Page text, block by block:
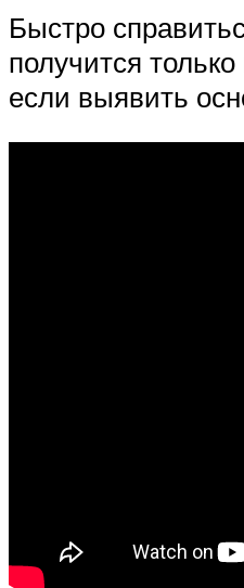
Быстро
получится
если выявить